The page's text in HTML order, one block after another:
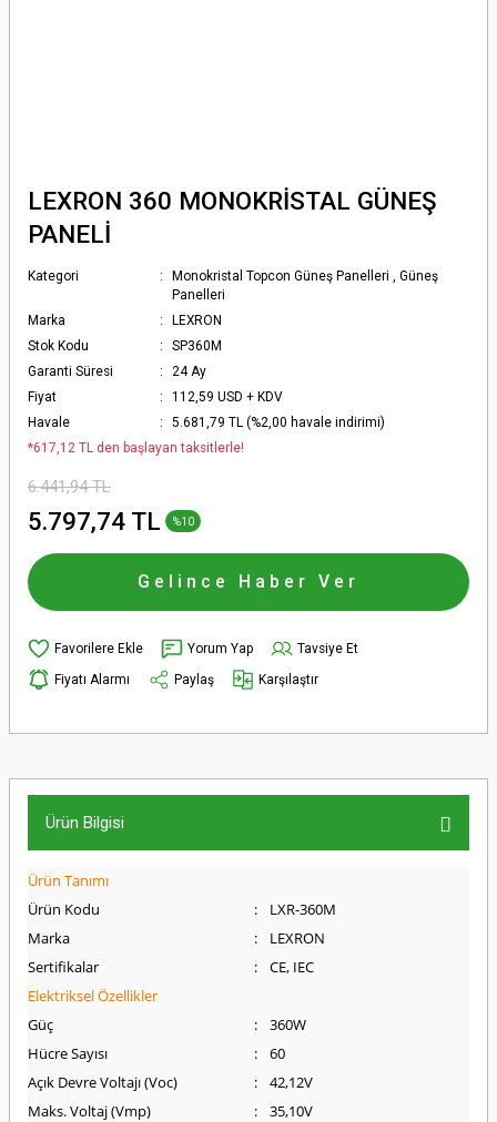
LEXRON 360 MONOKRİSTAL GÜNEŞ
PANELİ
Kategori Monokristal Topcon Güneş Panelleri ,Güneş
Panelleri
Marka
LEXRON
Stok Kodu
SP360M
Garanti Süresi
24 Ay
Fiyat
112,59 USD + KDV
Havale
5.681,79 TL (%2,00 havale indirimi)
*617,12 TL den başlayan taksitlerle!
6.441,94 TL
5.797,74 TL %10
Gelince Haber Ver
Yorum Yap
Tavsiye Et
Fiyatı Alarmı
Paylaş Karşılaştır
Ürün Bilgisi
Ürün Tanımı
Ürün Kodu
:
LXR-360M
Marka
:
LEXRON
Sertifikalar
:
CE, IEC
Elektriksel Özellikler
Güç
:
360W
Hücre Sayısı
:
60
Açık Devre Voltajı (Voc)
:
42,12V
Maks. Voltaj (Vmp)
:
35,10V